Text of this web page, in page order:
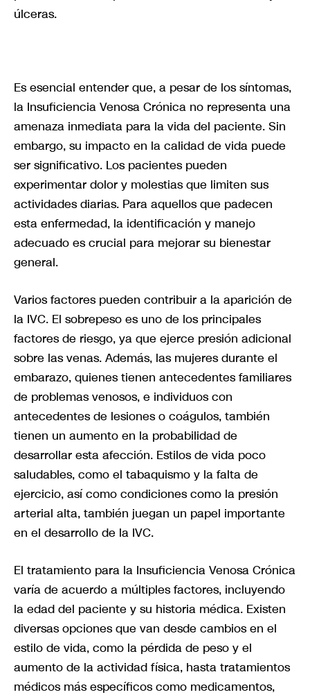
úlceras.
Es esencial entender que, a pesar de los síntomas,
la Insuficiencia Venosa Crónica no representa una
amenaza inmediata para la vida del paciente. Sin
embargo, su impacto en la calidad de vida puede
ser significativo. Los pacientes pueden
experimentar dolor y molestias que limiten sus
actividades diarias. Para aquellos que padecen
esta enfermedad, la identificación y manejo
adecuado es crucial para mejorar su bienestar
general.
Varios factores pueden contribuir a la aparición de
la IVC. El sobrepeso es uno de los principales
factores de riesgo, ya que ejerce presión adicional
sobre las venas. Además, las mujeres durante el
embarazo, quienes tienen antecedentes familiares
de problemas venosos, e individuos con
antecedentes de lesiones o coágulos, también
tienen un aumento en la probabilidad de
desarrollar esta afección. Estilos de vida poco
saludables, como el tabaquismo y la falta de
ejercicio, así como condiciones como la presión
arterial alta, también juegan un papel importante
en el desarrollo de la IVC.
El tratamiento para la Insuficiencia Venosa Crónica
varía de acuerdo a múltiples factores, incluyendo
la edad del paciente y su historia médica. Existen
diversas opciones que van desde cambios en el
estilo de vida, como la pérdida de peso y el
aumento de la actividad física, hasta tratamientos
médicos más específicos como medicamentos,